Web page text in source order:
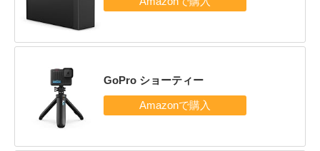
GoPro ショーティー